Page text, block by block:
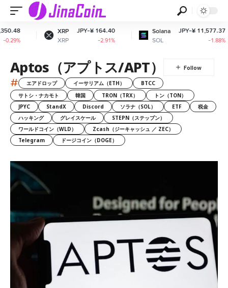
XRP
XRP
JPY-¥ 164.40
-2.91%
Solana
SOL
JPY-¥ 11,577.37
-1.88%
Aptos（アプトス/APT）
# エアドロップ イーサリアム（ETH）
BTCC
サトシ・ナカモト
韓国 TRON（TRX）
トン（TON）
JPYC
StandX Discord ソラナ（SOL） ETF
税金
ハッキング
グレイスケール
STEPN（ステップン）
ワールドコイン（WLD）
Zcash（ジーキャッシュ ／ ZEC）
Telegram
ドージコイン（DOGE）